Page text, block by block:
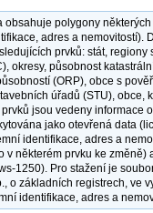
obsahuje polygony
adres a nemovitostí).
prvků: stát,
okresy, působnost
(ORP), obce s
úřadů (STU), obce,
jsou vedeny informace
jako otevřená data
identifikace, adres a
v některém prvku ke
1250). Pro stažení je
o základních registrech, ve
identifikace, adres a